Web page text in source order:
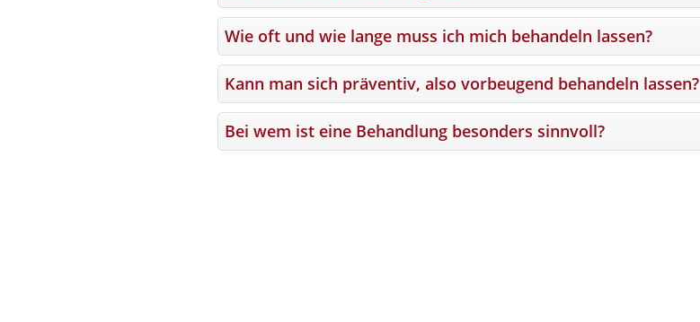
Wie oft und wie lange muss ich mich behandeln lassen?
Kann man sich präventiv, also vorbeugend behandeln lassen?
Bei wem ist eine Behandlung besonders sinnvoll?